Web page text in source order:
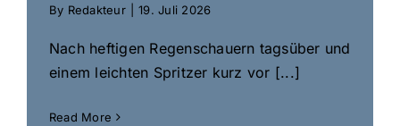
By Redakteur 19. Juli 2026
Nach heftigen Regenschauern tagsüber und
einem leichten Spritzer kurz vor [...]
Read More